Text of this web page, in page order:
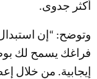
أكثر جدوى.
وتوضح: “إن
فراغك يسمح لك
إيجابية. من خلال